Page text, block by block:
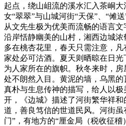
起点，绕山岨流的溪水汇入茶峒
女“翠翠”与山城河街“天保”、“傩
从文先生极为优美而流畅的语言
沿岸恬静幽美的山村，湘西边城
多在桃杏花里，春天只需注意，
家处必可沽酒。夏天则晒晾在日
为人家所在的旗帜。秋冬来时，
处不朗然入目。黄泥的墙，乌黑
真朴与生息传神的描写，给人以
开，《边城》描述了河街繁华祥
道，善良笃信的世道民风。河街
门”，有地方的“厘金局（税收征